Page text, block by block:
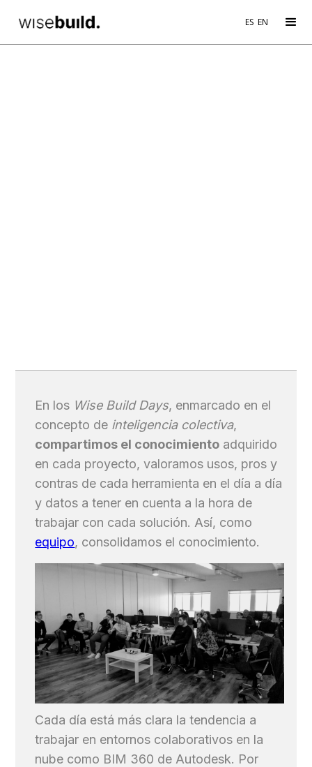
ES EN
En los Wise Build Days, enmarcado en el
concepto de inteligencia colectiva,
compartimos el conocimiento adquirido
en cada proyecto, valoramos usos, pros y
contras de cada herramienta en el día a día
y datos a tener en cuenta a la hora de
trabajar con cada solución. Así, como
equipo, consolidamos el conocimiento.
Cada día está más clara la tendencia a
trabajar en entornos colaborativos en la
nube como BIM 360 de Autodesk. Por